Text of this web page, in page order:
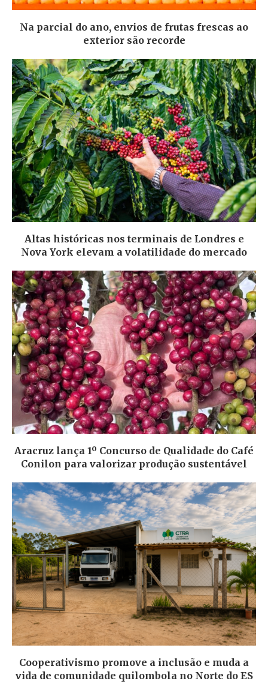
Na parcial do ano, envios de frutas frescas ao
exterior são recorde
Altas históricas nos terminais de Londres e
Nova York elevam a volatilidade do mercado
Aracruz lança 1º Concurso de Qualidade do Café
Conilon para valorizar produção sustentável
Cooperativismo promove a inclusão e muda a
vida de comunidade quilombola no Norte do ES